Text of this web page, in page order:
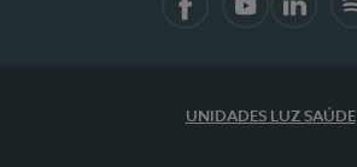
UNIDADES LUZ SAÚDE